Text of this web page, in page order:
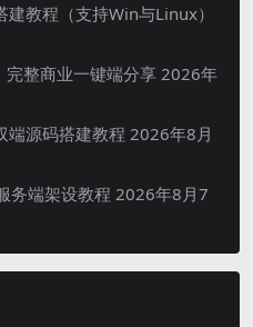
教程（支持Win与Linux）
整商业一键端分享 2026年
端源码搭建教程 2026年8月
务端架设教程 2026年8月7